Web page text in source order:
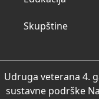
Skupštine
Udruga veterana 4.
sustavne podrške